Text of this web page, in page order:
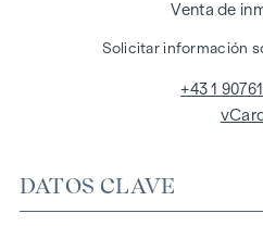
DATOS CLAVE
Venta de
Solicitar información
+43 1
vCard